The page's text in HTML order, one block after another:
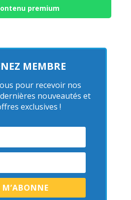
premium
MEMBRE
pour recevoir nos
nouveautés et
exclusives !